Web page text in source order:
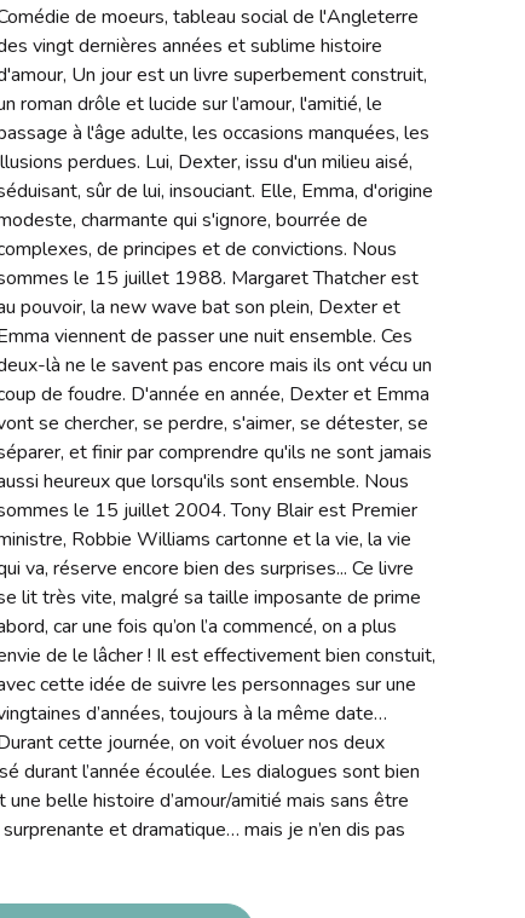
de moeurs, tableau social de l'Angleterre
vingt dernières années et sublime histoire
Un jour est un livre superbement construit,
roman drôle et lucide sur l’amour, l'amitié, le
à l'âge adulte, les occasions manquées, les
perdues. Lui, Dexter, issu d'un milieu aisé,
sûr de lui, insouciant. Elle, Emma, d'origine
charmante qui s'ignore, bourrée de
de principes et de convictions. Nous
le 15 juillet 1988. Margaret Thatcher est
pouvoir, la new wave bat son plein, Dexter et
viennent de passer une nuit ensemble. Ces
là ne le savent pas encore mais ils ont vécu un
de foudre. D'année en année, Dexter et Emma
se chercher, se perdre, s'aimer, se détester, se
et finir par comprendre qu'ils ne sont jamais
heureux que lorsqu'ils sont ensemble. Nous
le 15 juillet 2004. Tony Blair est Premier
Robbie Williams cartonne et la vie, la vie
va, réserve encore bien des surprises... Ce livre
lit très vite, malgré sa taille imposante de prime
car une fois qu’on l’a commencé, on a plus
de le lâcher ! Il est effectivement bien constuit,
cette idée de suivre les personnages sur une
d’années, toujours à la même date…
cette journée, on voit évoluer nos deux
durant l’année écoulée. Les dialogues sont bien
belle histoire d’amour/amitié mais sans être
et dramatique… mais je n’en dis pas